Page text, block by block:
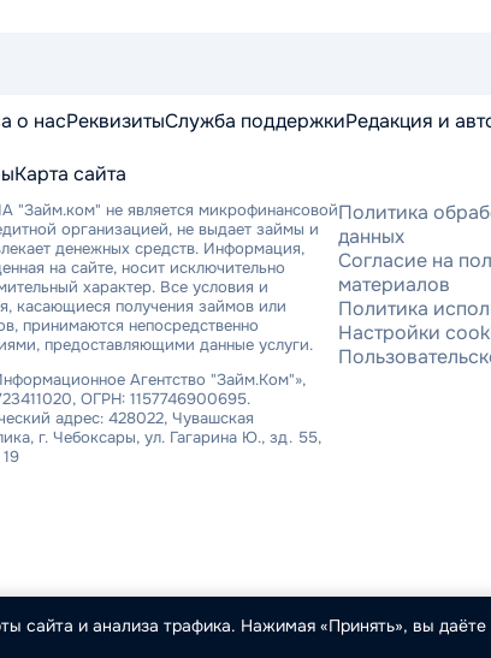
о насРеквизитыСлужба поддержкиРедакция и
Карта сайта
"Займ.ком" не является микрофинансовой
организацией, не выдает займы и
денежных средств. Информация,
на сайте, носит исключительно
характер. Все условия и
касающиеся получения займов или
принимаются непосредственно
предоставляющими данные услуги.
Агентство "Займ.Ком"»,
ОГРН: 1157746900695.
адрес: 428022, Чувашская
г. Чебоксары, ул. Гагарина Ю., зд. 55,
Политика
данных
Согласие на
материалов
Политика
Настройки
сайта и анализа трафика. Нажимая «Принять», вы даёте